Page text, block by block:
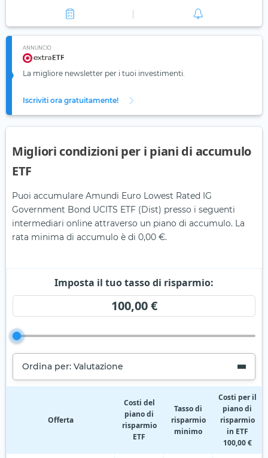
ANNUNCIO
La migliore newsletter per i tuoi investimenti.
Iscriviti ora gratuitamente!
Migliori condizioni per i piani di accumulo
ETF
Puoi accumulare Amundi Euro Lowest Rated IG
Government Bond UCITS ETF (Dist) presso i seguenti
intermediari online attraverso un piano di accumulo. La
rata minima di accumulo è di 0,00 €.
Imposta il tuo tasso di risparmio:
100,00 €
Ordina per: Valutazione
Offerta
Costi del
piano di
risparmio
ETF
Tasso di
risparmio
minimo
Costi per il
piano di
risparmio
in ETF
100,00 €